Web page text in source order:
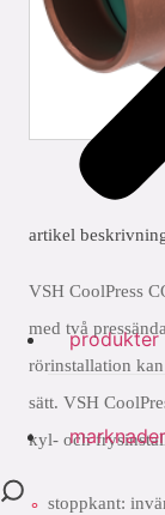
produkter
marknader
artikel
VSH CoolPress
med två
rörinstallation
sätt. VSH
kyl- och
stoppkant: